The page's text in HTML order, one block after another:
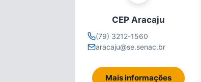
CEP Aracaju
(79) 3212-1560
aracaju@se.senac.br
Mais informações